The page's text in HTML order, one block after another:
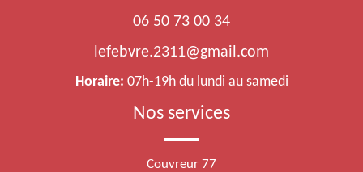
06 50 73 00 34
lefebvre.2311@gmail.com
Horaire: 07h-19h du lundi au samedi
Nos services
Couvreur 77